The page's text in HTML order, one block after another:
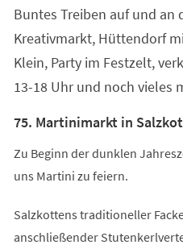
neuen
Tab)
Buntes Treiben auf und an
Kreativmarkt, Hüttendorf
Klein, Party im Festzelt,
13-18 Uhr und noch vieles
75. Martinimarkt in
Zu Beginn der dunklen
uns Martini zu feiern.
Salzkottens traditioneller
anschließender